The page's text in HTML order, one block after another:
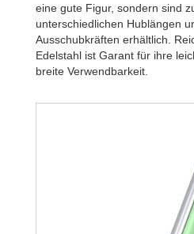
eine gute Figur, sondern sind
unterschiedlichen Hublängen
Ausschubkräften erhältlich.
Edelstahl ist Garant für ihre
breite Verwendbarkeit.